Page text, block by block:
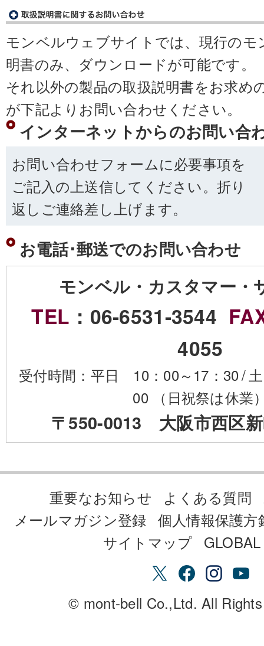
モンベルウェブサイトでは、現行のモ
明書のみ、ダウンロードが可能です。
それ以外の製品の取扱説明書をお求め
が下記よりお問い合わせください。
インターネットからのお問い合
お問い合わせフォームに必要事項を
ご記入の上送信してください。折り
返しご連絡差し上げます。
お電話･郵送でのお問い合わせ
モンベル・カスタマー・
TEL ：06-6531-3544
4055
受付時間：平日 10：00～17：30/
00 （日祝祭は休業
〒550-0013 大阪市西区
重要なお知らせ よくある質問
メールマガジン登録 個人情報保護方
サイトマップ
© mont-bell Co.,Ltd. All